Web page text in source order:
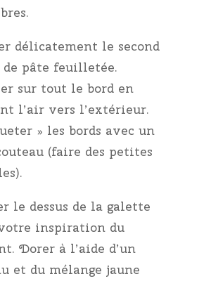
délicatement le second
de pâte feuilletée.
sur tout le bord en
l’air vers l’extérieur.
» les bords avec un
(faire des petites
le dessus de la galette
inspiration du
Dorer à l’aide d’un
et du mélange jaune